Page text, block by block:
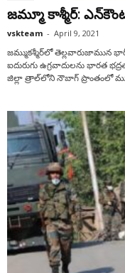
జమ్మూ కాశ్మీర్‌:
vskteam - April 9, 2021
జమ్ముకశ్మీర్‌లో తెల్లవారుజామున
ఐదురుగు ఉగ్రవాదులను భార‌త
జిల్లా త్రాల్‌లోని నౌబాగ్‌ ప్రాంతంలో